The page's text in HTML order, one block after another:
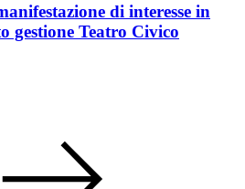
di interesse in
gestione Teatro Civico